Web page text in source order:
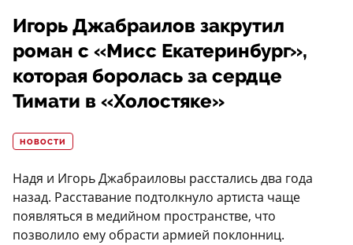
Игорь Джабраилов закрутил
роман с «Мисс Екатеринбург»,
которая боролась за сердце
Тимати в «Холостяке»
НОВОСТИ
Надя и Игорь Джабраиловы расстались два года
назад. Расставание подтолкнуло артиста чаще
появляться в медийном пространстве, что
позволило ему обрасти армией поклонниц.